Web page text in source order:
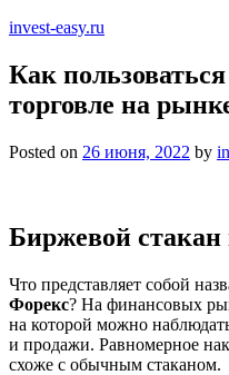
invest-easy.ru
Как
торговле на
Posted on 26 июня, 2022 by
Биржевой
Что представляет собой
Форекс? На финансовых
на которой можно
и продажи. Равномерное
схоже с обычным стаканом.